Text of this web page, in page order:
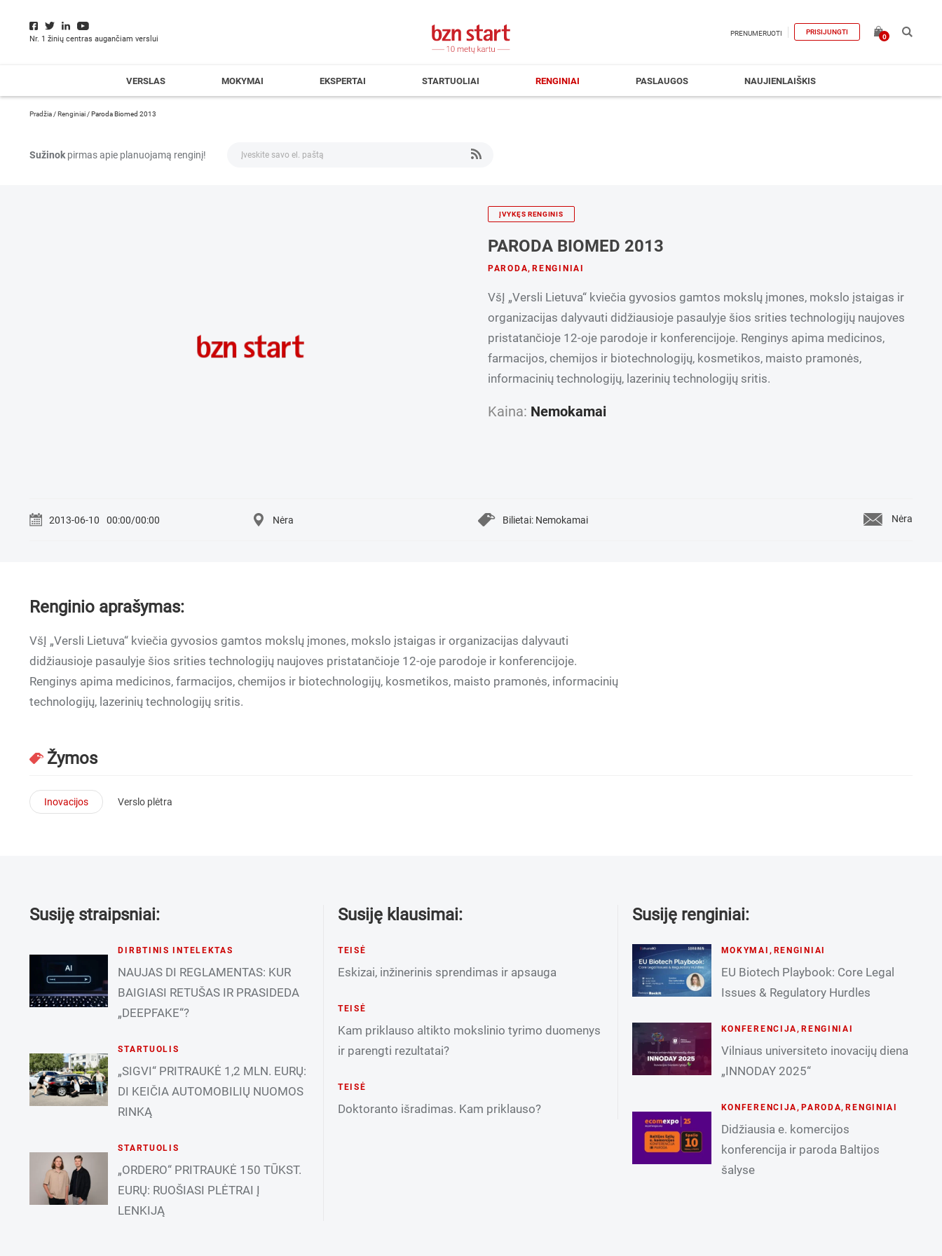
Nr. 1 žinių centras augančiam verslui
PRENUMERUOTI PRISIJUNGTI
0
VERSLAS MOKYMAI EKSPERTAI STARTUOLIAI RENGINIAI PASLAUGOS NAUJIENLAIŠKIS
Pradžia /Renginiai /Paroda Biomed 2013
Sužinok pirmas apie planuojamą renginį!
ĮVYKĘS RENGINIS
PARODA BIOMED 2013
PARODA,RENGINIAI
VšĮ „Versli Lietuva“ kviečia gyvosios gamtos mokslų įmones, mokslo įstaigas ir
organizacijas dalyvauti didžiausioje pasaulyje šios srities technologijų naujoves
pristatančioje 12-oje parodoje ir konferencijoje. Renginys apima medicinos,
farmacijos, chemijos ir biotechnologijų, kosmetikos, maisto pramonės,
informacinių technologijų, lazerinių technologijų sritis.
Kaina: Nemokamai
2013-06-10 00:00/00:00 Nėra Bilietai: Nemokamai Nėra
Renginio aprašymas:
VšĮ „Versli Lietuva“ kviečia gyvosios gamtos mokslų įmones, mokslo įstaigas ir organizacijas dalyvauti
didžiausioje pasaulyje šios srities technologijų naujoves pristatančioje 12-oje parodoje ir konferencijoje.
Renginys apima medicinos, farmacijos, chemijos ir biotechnologijų, kosmetikos, maisto pramonės, informacinių
technologijų, lazerinių technologijų sritis.
Žymos
Inovacijos Verslo plėtra
Susiję straipsniai:
DIRBTINIS INTELEKTAS
NAUJAS DI REGLAMENTAS: KUR
BAIGIASI RETUŠAS IR PRASIDEDA
„DEEPFAKE“?
STARTUOLIS
„SIGVI“ PRITRAUKĖ 1,2 MLN. EURŲ:
DI KEIČIA AUTOMOBILIŲ NUOMOS
RINKĄ
STARTUOLIS
„ORDERO“ PRITRAUKĖ 150 TŪKST.
EURŲ: RUOŠIASI PLĖTRAI Į
LENKIJĄ
Susiję klausimai:
TEISĖ
Eskizai, inžinerinis sprendimas ir apsauga
TEISĖ
Kam priklauso altikto mokslinio tyrimo duomenys
ir parengti rezultatai?
TEISĖ
Doktoranto išradimas. Kam priklauso?
Susiję renginiai:
MOKYMAI , RENGINIAI
EU Biotech Playbook: Core Legal
Issues & Regulatory Hurdles
KONFERENCIJA ,RENGINIAI
Vilniaus universiteto inovacijų diena
„INNODAY 2025“
KONFERENCIJA ,PARODA,RENGINIAI
Didžiausia e. komercijos
konferencija ir paroda Baltijos
šalyse